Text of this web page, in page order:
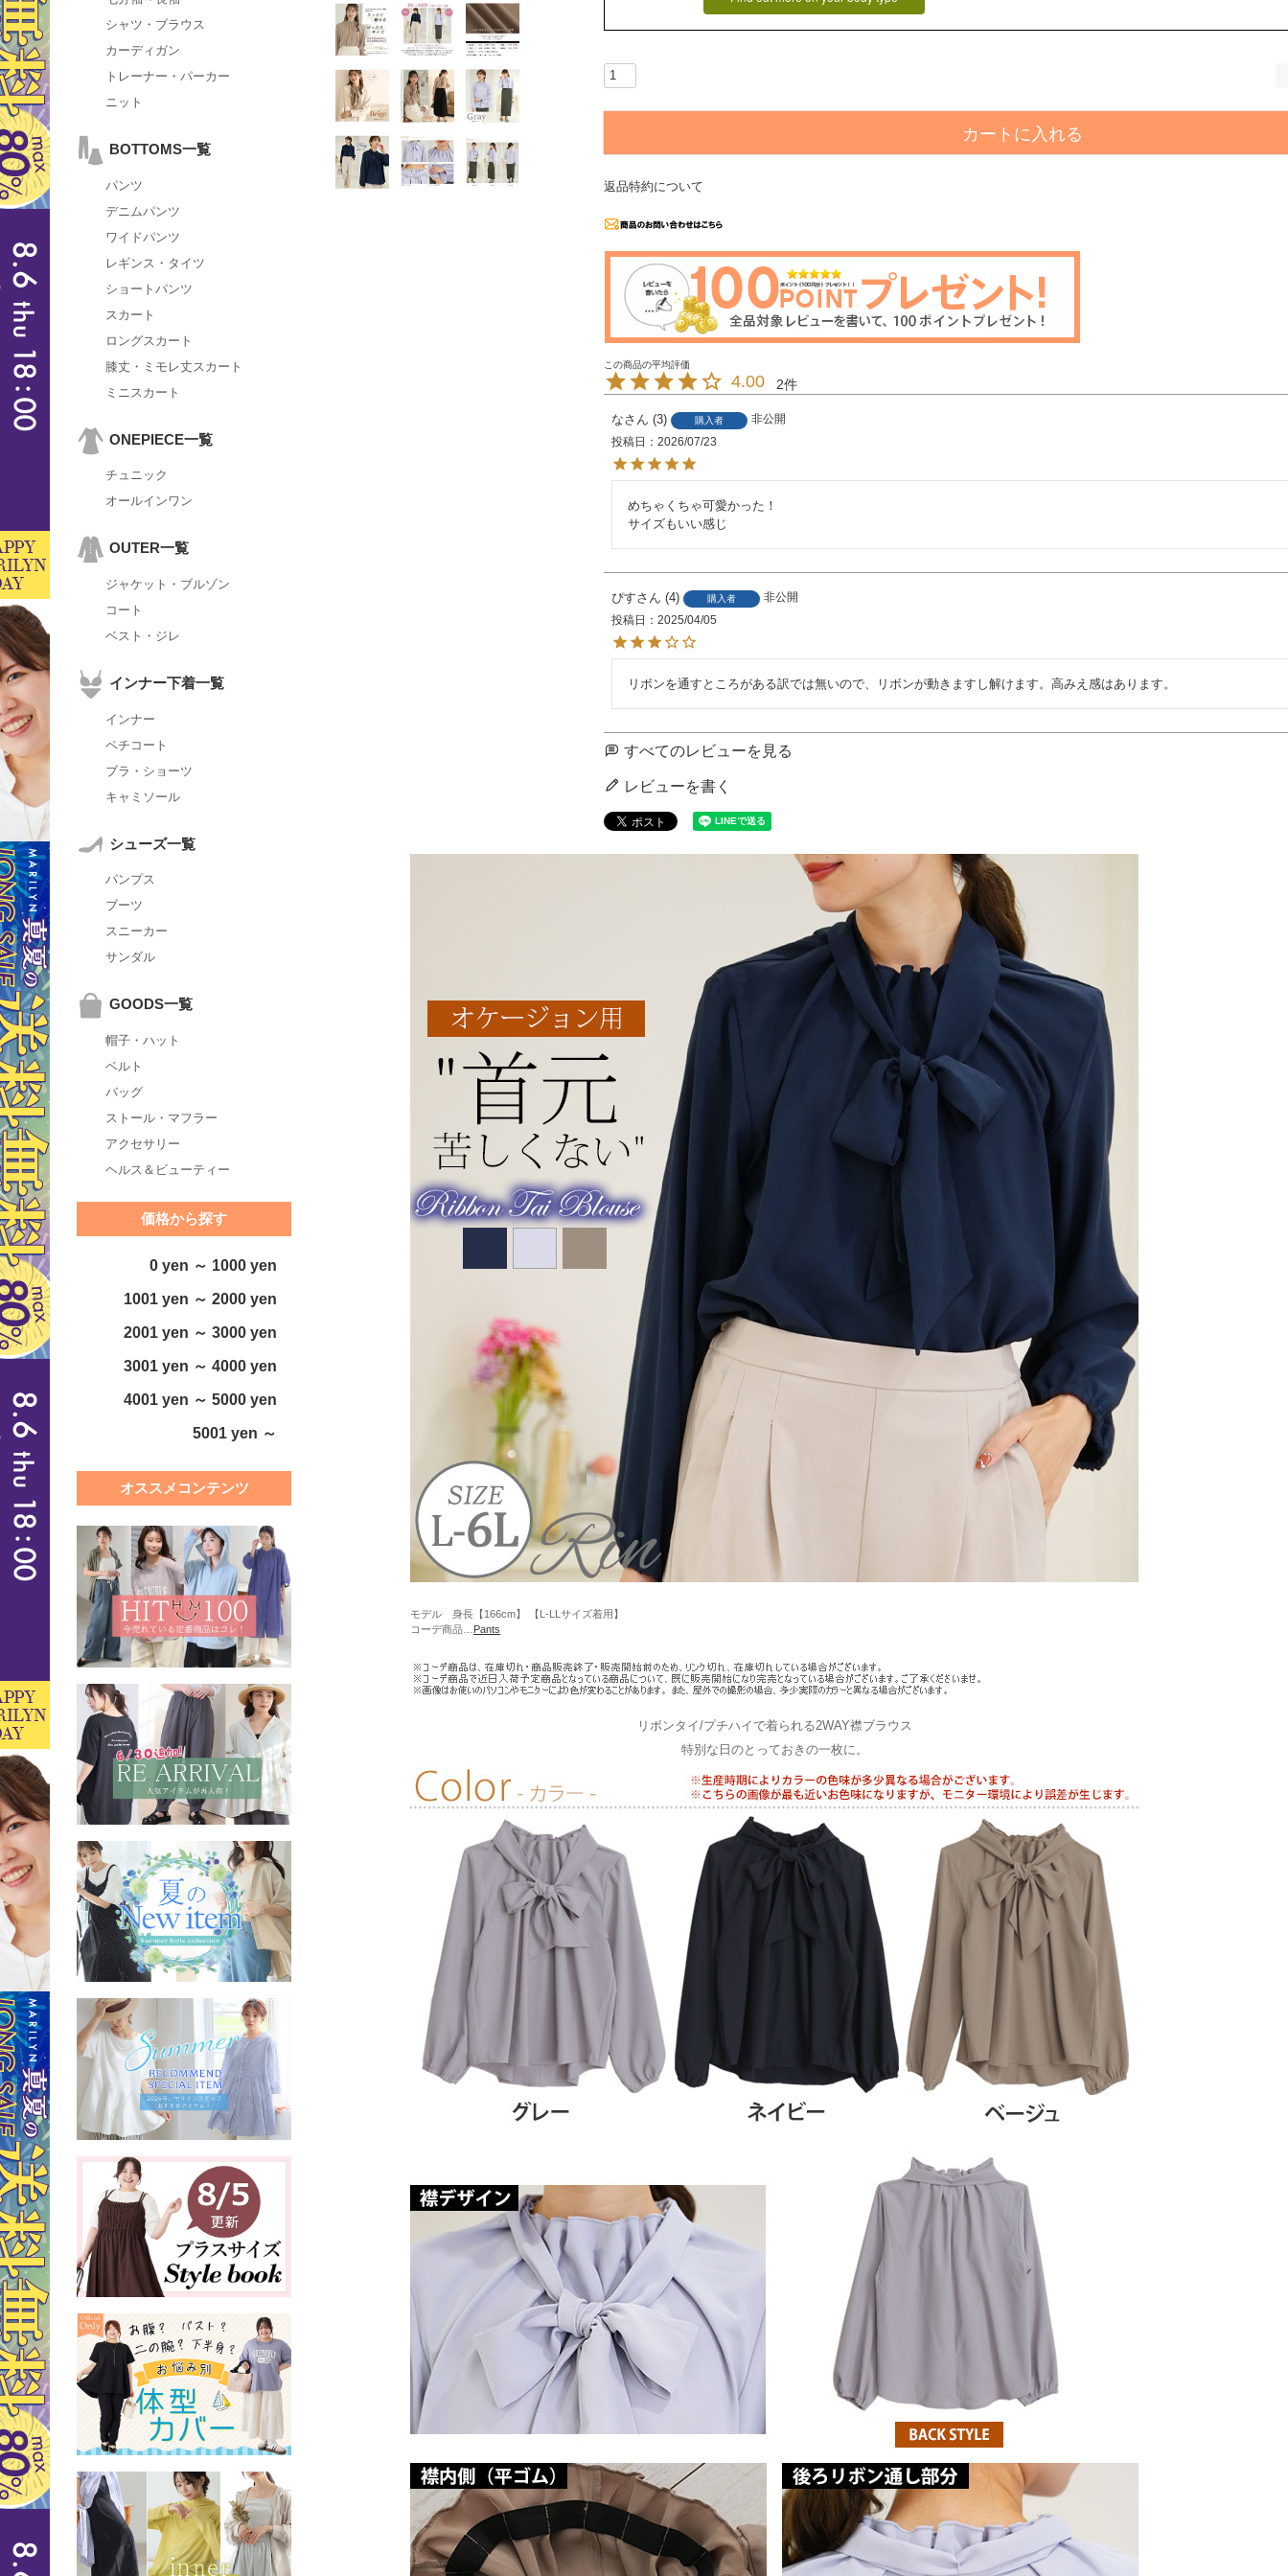
シャツ・ブラウス
カーディガン
トレーナー・パーカー
ニット
BOTTOMS一覧
パンツ
デニムパンツ
ワイドパンツ
レギンス・タイツ
ショートパンツ
スカート
ロングスカート
膝丈・ミモレ丈スカート
ミニスカート
ONEPIECE一覧
チュニック
オールインワン
OUTER一覧
ジャケット・ブルゾン
コート
ベスト・ジレ
インナー下着一覧
インナー
ペチコート
ブラ・ショーツ
キャミソール
シューズ一覧
パンプス
ブーツ
スニーカー
サンダル
GOODS一覧
帽子・ハット
ベルト
バッグ
ストール・マフラー
アクセサリー
ヘルス＆ビューティー
価格から探す
0 yen ～ 1000 yen
1001 yen ～ 2000 yen
2001 yen ～ 3000 yen
3001 yen ～ 4000 yen
4001 yen ～ 5000 yen
5001 yen ～
オススメコンテンツ
カートに入れる
返品特約について
4.00 2
な 3 購入者
非公開
投稿日
2026/07/23
めちゃくちゃ可愛かった！
サイズもいい感じ
ぴす 4 購入者
非公開
投稿日
2025/04/05
リボンを通すところがある訳では無いので、リボンが動きますし解けます。高みえ感はあります。
すべてのレビューを見る
レビューを書く
モデル 身長【166cm】 【L-LLサイズ着用】
コーデ商品… Pants
リボンタイ/プチハイで着られる2WAY襟ブラウス
特別な日のとっておきの一枚に。